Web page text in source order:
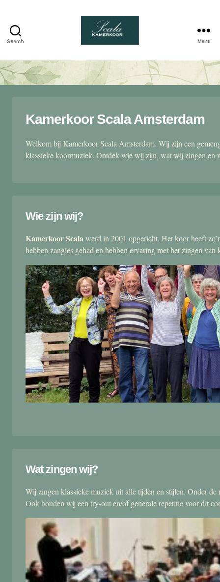
Search
kamerkoor
Menu
Kamerkoor Scala Amsterdam
Welkom bij Kamerkoor Scala Amsterdam. Wij zijn een
klassieke koormuziek. Ontdek wie wij zijn, wat wij zingen en
Wie zijn wij?
Kamerkoor Scalawerd in 2001 opgericht. Het koor heeft
hebben zangles gehad en hebben ervaring met het zingen van
Wat zingen wij?
Wij zingen klassieke muziek uit alle tijden en stijlen. Onder
Ook houden wij een try-out en/of generale repetitie voor dit